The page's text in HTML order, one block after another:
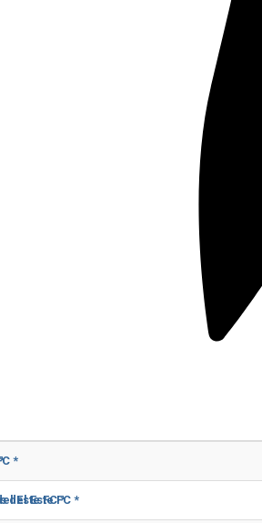
*
del Este FC *